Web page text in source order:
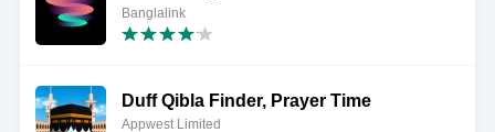
Banglalink
Duff Qibla Finder, Prayer Time
Appwest Limited